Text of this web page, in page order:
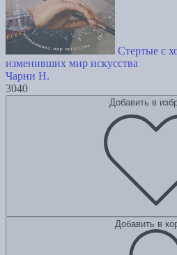
Стертые с
изменивших мир искусства
Чарни Н.
3040
Добавить в
Добавить в